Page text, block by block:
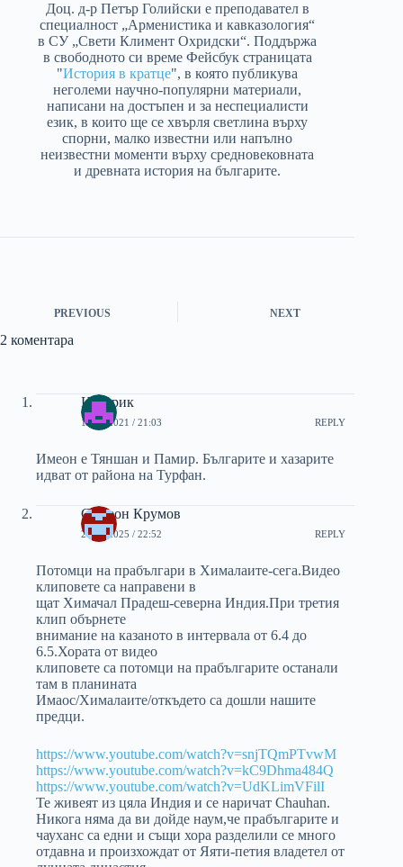
Доц. д-р Петър Голийски е преподавател в
специалност „Арменистика и кавказология“
в СУ „Свети Климент Охридски“. Поддържа
в свободното си време Фейсбук страницата
"История в кратце", в която публикува
неголеми научно-популярни материали,
написани на достъпен и за неспециалисти
език, в които ще се хвърля светлина върху
спорни, малко известни или напълно
неизвестни моменти върху средновековната
и древната история на българите.
PREVIOUS NEXT
2 коментара
Историк
14/05/2021 / 21:03 REPLY
Имеон е Тяншан и Памир. Българите и хазарите
идват от района на Турфан.
Симеон Крумов
28/04/2025 / 22:52 REPLY
Потомци на прабългари в Хималаите-сега.Видео
клиповете са направени в
щат Химачал Прадеш-северна Индия.При третия
клип обърнете
внимание на казаното в интервала от 6.4 до
6.5.Хората от видео
клиповете са потомци на прабългарите останали
там в планината
Имаос/Хималаите/откъдето са дошли нашите
предци.
https://www.youtube.com/watch?v=snjTQmPTvwM
https://www.youtube.com/watch?v=kC9Dhma484Q
https://www.youtube.com/watch?v=UdKLimVFilI
Те живеят из цяла Индия и се наричат Chauhan.
Никога няма да ви дойде наум,че прабългарите и
чауханс са едни и същи хора разделили се много
отдавна и произхождат от Яяти-петия владетел от